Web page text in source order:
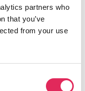
partners who
that you’ve
from your use